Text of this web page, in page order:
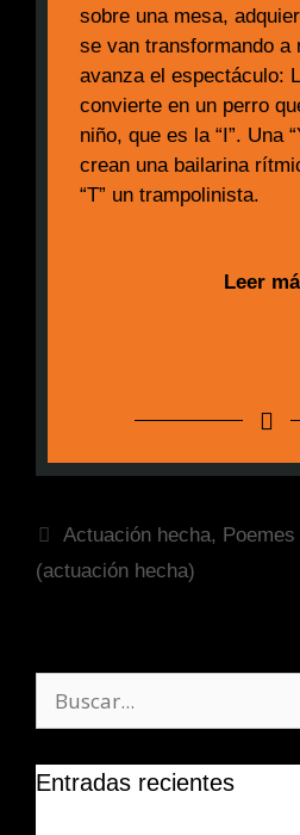
sobre una mesa,
se van transformando a
avanza el espectáculo:
convierte en un perro
niño, que es la “I”. Una
crean una bailarina
“T” un trampolinista.
Leer
Actuación hecha,
(actuación hecha)
Entradas recientes